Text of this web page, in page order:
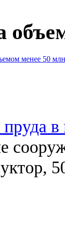
менее 50
в